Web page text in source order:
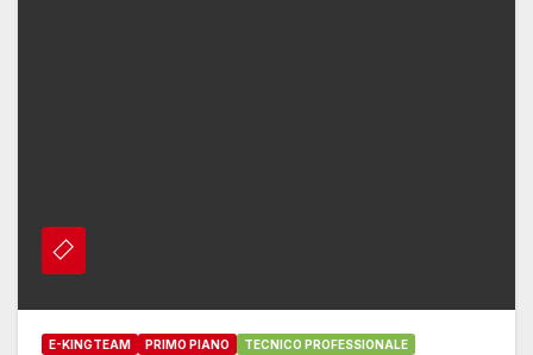
E-KINGTEAM PRIMO PIANO
TECNICO PROFESSIONALE